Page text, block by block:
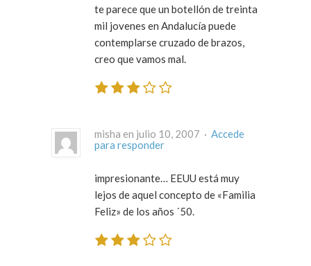
te parece que un botellón de treinta
mil jovenes en Andalucía puede
contemplarse cruzado de brazos,
creo que vamos mal.
misha en julio 10, 2007 · Accede
para responder
impresionante… EEUU está muy
lejos de aquel concepto de «Familia
Feliz» de los años ´50.